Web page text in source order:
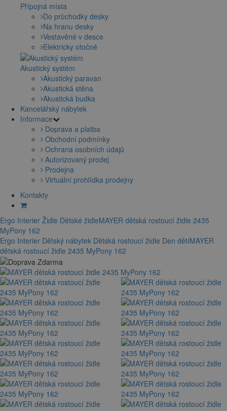
Přípojná místa
Do průchodky desky
Na hranu desky
Vestavěné v desce
Elektricky otočné
Akustický systém
Akustický paravan
Akustická stěna
Akustická budka
Kancelářský nábytek
Informace
Doprava a platba
Obchodní podmínky
Ochrana osobních údajů
Autorizovaný prodej
Prodejna
Virtuální prohlídka prodejny
Kontakty
Ergo Interier Židle Dětské židleMAYER dětská rostoucí židle 2435
MyPony 162
Ergo Interier Dětský nábytek Dětská rostoucí židle Den dětíMAYER
dětská rostoucí židle 2435 MyPony 162